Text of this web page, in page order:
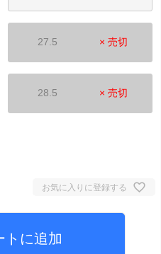
27.5 × 売切
28.5 × 売切
お気に入りに登録する
トに追加